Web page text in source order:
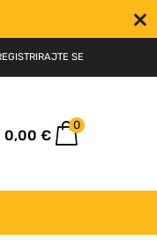
SE
0,00 €
0